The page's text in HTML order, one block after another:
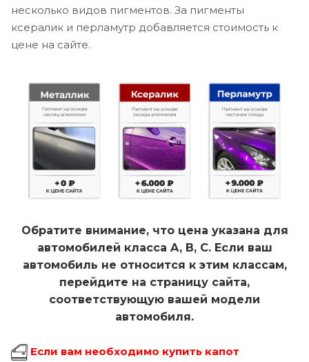
несколько видов пигментов. За пигменты
ксералик и перламутр добавляется стоимость к
цене на сайте.
Обратите внимание, что цена указана для
автомобилей класса A, B, C. Если ваш
автомобиль не относится к этим классам,
перейдите на страницу сайта,
соответствующую вашей модели
автомобиля.
Если вам необходимо купить капот